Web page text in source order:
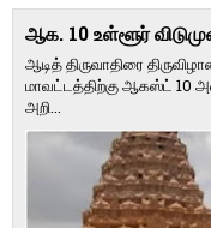
ஆக. 10 உள்ளூர்
ஆடித் திருவாதிரை
மாவட்டத்திற்கு ஆகஸ்ட் 10
அறி...